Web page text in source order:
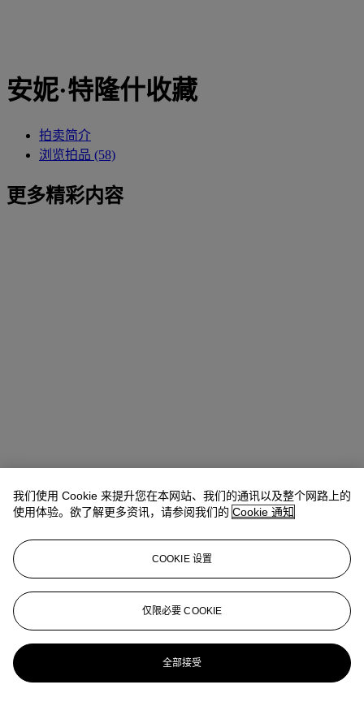
安妮·特隆什收藏
拍卖简介
浏览拍品 (58)
更多精彩内容
我们使用 Cookie 来提升您在本网站、我们的通讯以及整个网路上的
使用体验。欲了解更多资讯，请参阅我们的 Cookie 通知
COOKIE 设置
仅限必要 COOKIE
全部接受